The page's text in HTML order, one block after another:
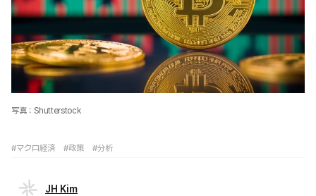
写真：Shutterstock
#マクロ経済 #政策 #分析
JH Kim